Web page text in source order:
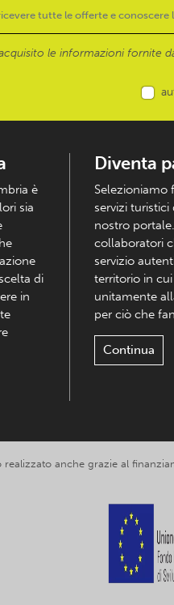
le informazioni fornite
è
sia
di
in
Diventa
Selezioniamo
servizi turistici
nostro
collaboratori
servizio
territorio in
unitamente
per ciò che
Continua
anche grazie al